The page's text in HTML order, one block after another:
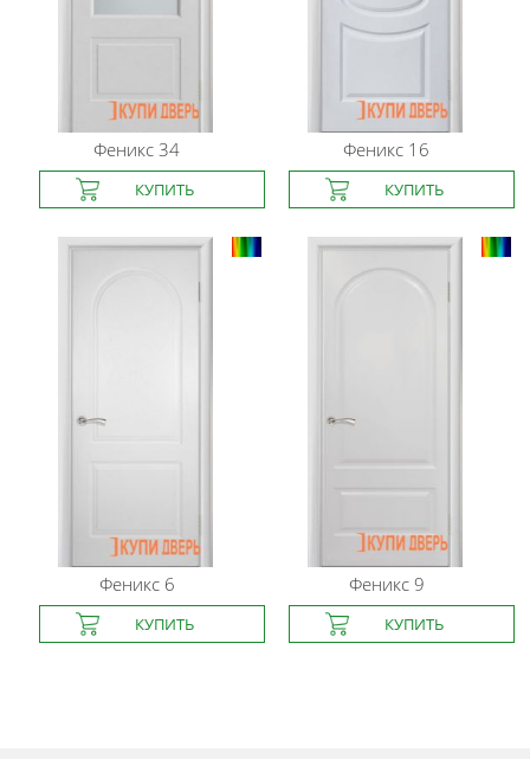
Феникс 34 Феникс 16
Феникс6 Феникс9